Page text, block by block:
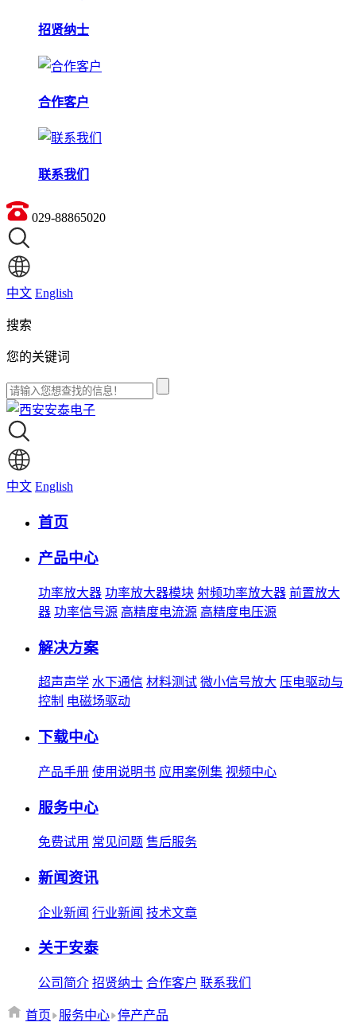
招贤纳士
合作客户
联系我们
029-88865020
中文 English
搜索
您的关键词
中文 English
首页
产品中心
功率放大器 功率放大器模块 射频功率放大器 前置放大
器 功率信号源 高精度电流源 高精度电压源
解决方案
超声声学 水下通信 材料测试 微小信号放大 压电驱动与
控制 电磁场驱动
下载中心
产品手册 使用说明书 应用案例集 视频中心
服务中心
免费试用 常见问题 售后服务
新闻资讯
企业新闻 行业新闻 技术文章
关于安泰
公司简介 招贤纳士 合作客户 联系我们
首页 服务中心 停产产品